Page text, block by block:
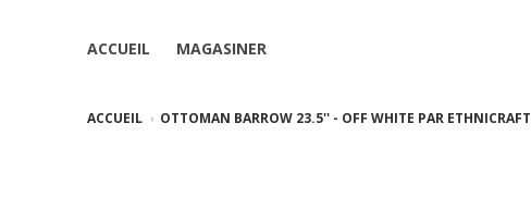
ACCUEIL MAGASINER
ACCUEIL OTTOMAN BARROW 23.5'' - OFF WHITE PAR ETHNICRAFT